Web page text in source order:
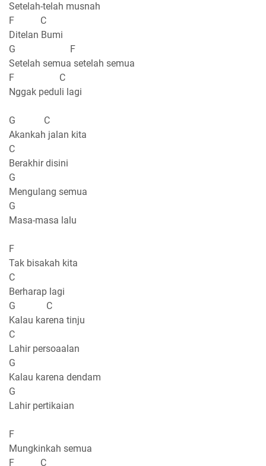
Setelah-telah musnah
F C
Ditelan Bumi
G F
Setelah semua setelah semua
F C
Nggak peduli lagi
G C
Akankah jalan kita
C
Berakhir disini
G
Mengulang semua
G
Masa-masa lalu
F
Tak bisakah kita
C
Berharap lagi
G C
Kalau karena tinju
C
Lahir persoaalan
G
Kalau karena dendam
G
Lahir pertikaian
F
Mungkinkah semua
F C